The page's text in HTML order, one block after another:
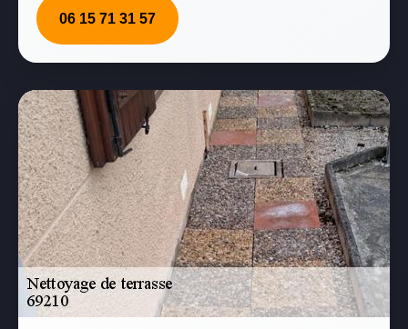
06 15 71 31 57